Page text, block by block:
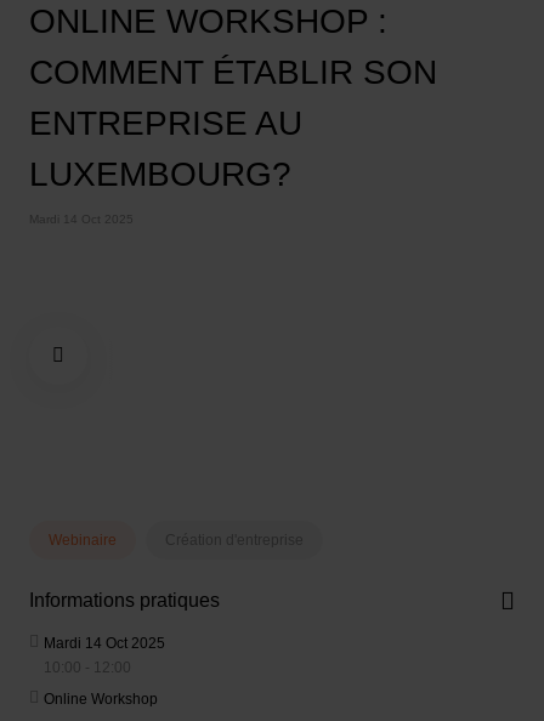
ONLINE WORKSHOP :
COMMENT ÉTABLIR SON
ENTREPRISE AU
LUXEMBOURG?
Mardi 14 Oct 2025
Webinaire Création d'entreprise
Informations pratiques
Mardi 14 Oct 2025
10:00 - 12:00
Online Workshop